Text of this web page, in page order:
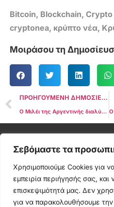
Σεβόμαστε τα
Χρησιμοποιούμε Cookies για
εμπειρία περιήγησής σας,
επισκεψιμότητά μας. Δεν
για να παρακολουθήσουμε
Bitcoin, Blockchain, Crypto
cryptonea, κρύπτο νέα,
Μοιράσου τη
ΠΡΟΗΓΟΥΜΕΝΗ ΔΗΜΟΣΙΕΥΣΗ
Ο Μιλέι της Αργεντινής διαλύει τη μονάδα έρευνας για το σκάνδαλο LIBRA
Cryptonea © All